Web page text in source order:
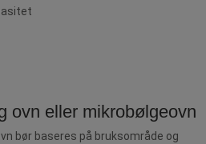
ovn eller mikrobølgeovn
bør baseres på bruksområde og